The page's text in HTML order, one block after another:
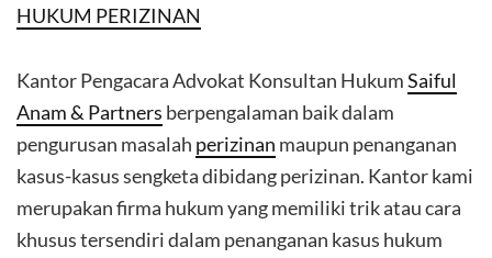
HUKUM PERIZINAN
Kantor Pengacara Advokat Konsultan HukumSaiful
Anam & Partners berpengalaman baik dalam
pengurusan masalah perizinan maupun penanganan
kasus-kasus sengketa dibidang perizinan. Kantor kami
merupakan firma hukum yang memiliki trik atau cara
khusus tersendiri dalam penanganan kasus hukum